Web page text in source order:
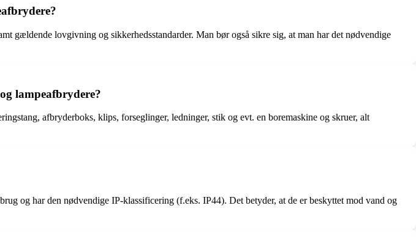
gældende lovgivning og sikkerhedsstandarder. Man bør også sikre sig, at man har det nødvendige
lampeafbrydere?
afbryderboks, klips, forseglinger, ledninger, stik og evt. en boremaskine og skruer, alt
og har den nødvendige IP-klassificering (f.eks. IP44). Det betyder, at de er beskyttet mod vand og